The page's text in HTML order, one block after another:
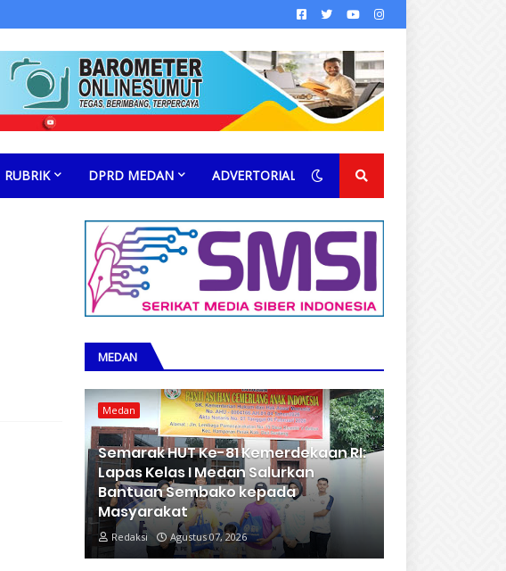
RUBRIK DPRD MEDAN ADVERTORIAL
MEDAN
Medan
Semarak HUT Ke-81 Kemerdekaan RI:
Lapas Kelas I Medan Salurkan
Bantuan Sembako kepada
Masyarakat
Redaksi Agustus 07, 2026